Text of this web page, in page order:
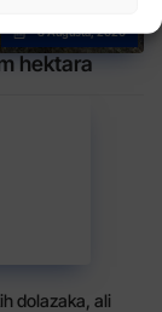
8 Augusta, 2026
hektara
dolazaka, ali